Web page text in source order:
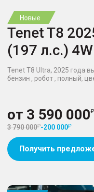
Новые
Tenet T8
(197 л.с.)
Tenet T8 Ultra, 2025 года
бензин , робот , полный,
от 3 590 000
3 790 000 -200 000
Получить